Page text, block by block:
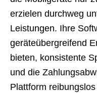
erzielen durchweg
Leistungen. Ihre
geräteübergreifend
bieten, konsistente
und die
Plattform